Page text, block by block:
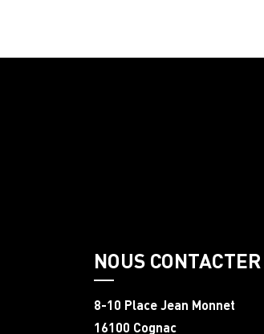
NOUS CONTACTER
8-10 Place Jean Monnet
16100 Cognac